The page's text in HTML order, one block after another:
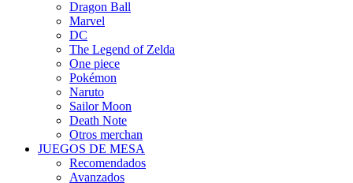
Dragon Ball
Marvel
DC
The Legend of Zelda
One piece
Pokémon
Naruto
Sailor Moon
Death Note
Otros merchan
JUEGOS DE MESA
Recomendados
Avanzados